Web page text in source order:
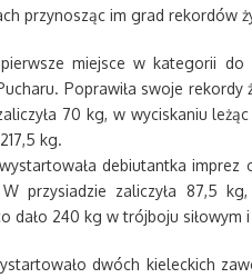
przynosząc im grad rekordów
pierwsze miejsce w kategorii
Poprawiła swoje
70 kg, w wyciskaniu
kg.
debiutantka imprez
przysiadzie zaliczyła 87,5
dało 240 kg w trójboju siłowym
dwóch kieleckich